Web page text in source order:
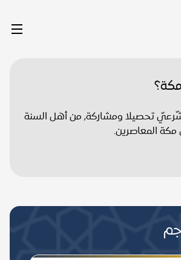
تحصيلا ومشاركة, من أهل السنة
المعاصرين.